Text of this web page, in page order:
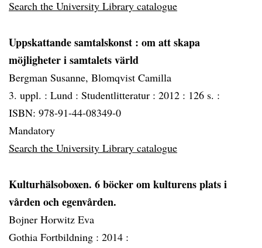
Search the University Library catalogue
Uppskattande samtalskonst : om att skapa
möjligheter i samtalets värld
Bergman Susanne, Blomqvist Camilla
3. uppl. : Lund : Studentlitteratur : 2012 : 126 s. :
ISBN: 978-91-44-08349-0
Mandatory
Search the University Library catalogue
Kulturhälsoboxen. 6 böcker om kulturens plats i
vården och egenvården.
Bojner Horwitz Eva
Gothia Fortbildning : 2014 :